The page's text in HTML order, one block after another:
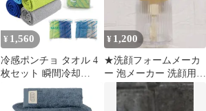
性 綿100% 480GSM
JapanTechnology 1
¥ 1,560
冷感ポンチョ タオル 4
枚セット 瞬間冷却
2WAY UPF50+ UVカッ
ト 大判100×30cm 速乾
¥ 1,200
★洗顔フォームメーカ
ー 泡メーカー 洗顔用
手動 フェイシャル イエ
ロー